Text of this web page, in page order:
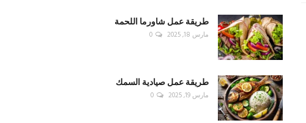
طريقة عمل شاورما اللحمة
مارس 18, 2025 0
طريقة عمل صيادية السمك
مارس 19, 2025 0